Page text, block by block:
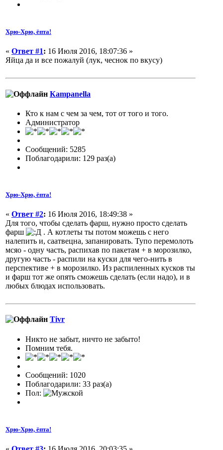
Хрю-Хрю, ёпта!
« Ответ #1: 16 Июля 2016, 18:07:36 »
Яйца да и все пожалуй (лук, чеснок по вкусу)
Кampanella
Кто к нам с чем за чем, тот от того и того.
Администратор
Сообщений: 5285
Поблагодарили: 129 раз(а)
Хрю-Хрю, ёпта!
« Ответ #2: 16 Июля 2016, 18:49:38 »
Для того, чтобы сделать фарш, нужно просто сделать
фарш
. А котлеты ты потом можешь с него
налепить и, саатвецна, запанировать. Тупо перемолоть
мсяо - одну часть, распихав по пакетам + в морозилко,
другую часть - распили на куски для чего-нить в
перспективе + в морозилко. Из распиленных кусков ты
и фарш тот же опять сможешь сделать (если надо), и в
любых блюдах использовать.
Tivr
Никто не забыт, ничто не забыто!
Помним тебя.
Сообщений: 1020
Поблагодарили: 33 раз(а)
Пол:
Хрю-Хрю, ёпта!